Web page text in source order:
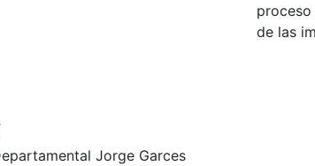
Jorge Garces
de las